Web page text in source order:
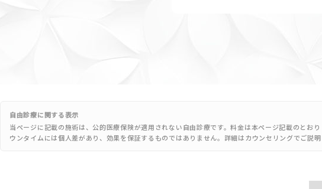
自由診療に関する表示
当ページに記載の施術は、公的医療保険が適用されない自由診療です。料金は本ページ記載のと
ウンタイムには個人差があり、効果を保証するものではありません。詳細はカウンセリングでご説明